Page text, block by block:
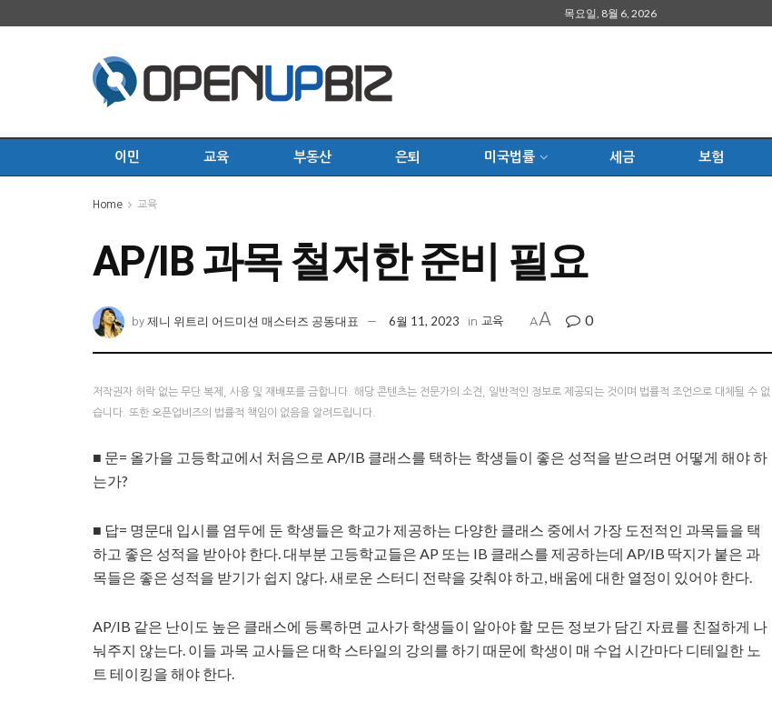
목요일, 8월 6, 2026
이민 교육 부동산 은퇴 미국법률 세금 보험
Home 교육
AP/IB 과목 철저한 준비 필요
by 제니 위트리 어드미션 매스터즈 공동대표 6월 11, 2023 in 교육 AA 0
저작권자 허락 없는 무단 복제, 사용 및 재배포를 금합니다. 해당 콘텐츠는 전문가의 소견, 일반적인 정보로 제공되는 것이며 법률적 조언으로 대체될 수 없
습니다. 또한 오픈업비즈의 법률적 책임이 없음을 알려드립니다.
■ 문= 올가을 고등학교에서 처음으로 AP/IB 클래스를 택하는 학생들이 좋은 성적을 받으려면 어떻게 해야 하
는가?
■ 답= 명문대 입시를 염두에 둔 학생들은 학교가 제공하는 다양한 클래스 중에서 가장 도전적인 과목들을 택
하고 좋은 성적을 받아야 한다. 대부분 고등학교들은 AP 또는 IB 클래스를 제공하는데 AP/IB 딱지가 붙은 과
목들은 좋은 성적을 받기가 쉽지 않다. 새로운 스터디 전략을 갖춰야 하고, 배움에 대한 열정이 있어야 한다.
AP/IB 같은 난이도 높은 클래스에 등록하면 교사가 학생들이 알아야 할 모든 정보가 담긴 자료를 친절하게 나
눠주지 않는다. 이들 과목 교사들은 대학 스타일의 강의를 하기 때문에 학생이 매 수업 시간마다 디테일한 노
트 테이킹을 해야 한다.